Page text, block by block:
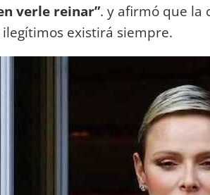
verle reinar”. y afirmó que la
existirá siempre.